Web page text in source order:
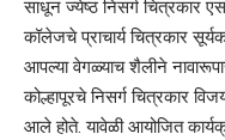
साधून ज्येष्ठ निसर्ग चित्रकार
कॉलेजचे प्राचार्य चित्रकार
आपल्या वेगळ्याच शैलीने
कोल्हापूरचे निसर्ग चित्रकार
आले होते. यावेळी आयोजित